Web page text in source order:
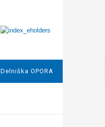
Delniška OPORA